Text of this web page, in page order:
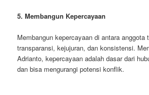
5. Membangun Kepercayaan
Membangun kepercayaan di antara anggota
transparansi, kejujuran, dan konsistensi.
Adrianto, kepercayaan adalah dasar dari
dan bisa mengurangi potensi konflik.